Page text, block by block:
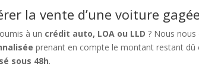
la vente d’une voiture
à un crédit auto, LOA ou LLD ? Nous
prenant en compte le montant restant dû
sous 48h.